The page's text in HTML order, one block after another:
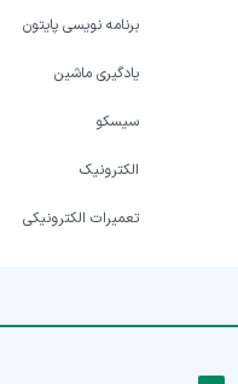
برنامه نویسی پایتون
یادگیری ماشین
سیسکو
الکترونیک
تعمیرات الکترونیکی